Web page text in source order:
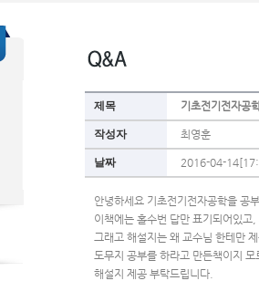
제목 기초전기전자공
작성자 최영훈
날짜 2016-04-
안녕하세요 기초전기전자공학을 공
이책에는 홀수번 답만 표기되어있고
그래고 해설지는 왜 교수님 한테만
도무지 공부를 하라고 만든책이지 모
해설지 제공 부탁드립니다.